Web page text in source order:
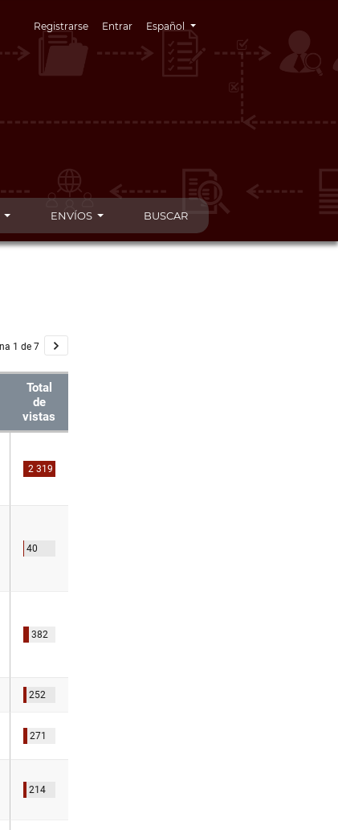
Registrarse Entrar Cambiar el idioma. El idioma actual es:
Español
ENVÍOS BUSCAR